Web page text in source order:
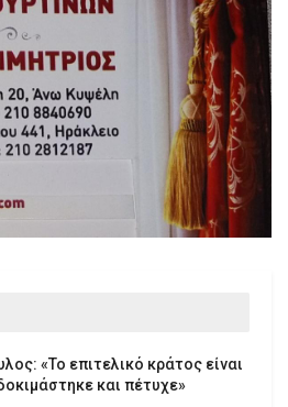
«Το επιτελικό κράτος είναι
και πέτυχε»